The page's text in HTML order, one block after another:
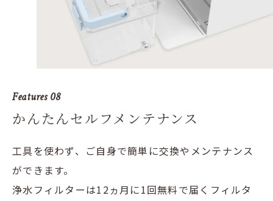
Features 08
かんたんセルフメンテナンス
工具を使わず、ご自身で簡単に交換やメンテナンス
ができます。
浄水フィルターは12ヵ月に1回無料で届くフィルタ